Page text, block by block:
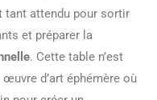
tant attendu pour sortir
et préparer la
. Cette table n’est
œuvre d’art éphémère où